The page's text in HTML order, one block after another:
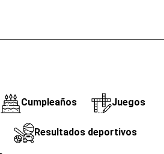
Cumpleaños Juegos
Resultados deportivos